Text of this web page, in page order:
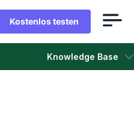
Kostenlos testen
Knowledge Base